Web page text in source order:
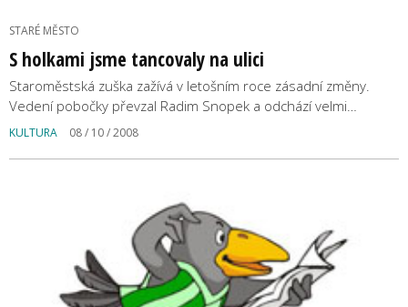
STARÉ MĚSTO
S holkami jsme tancovaly na ulici
Staroměstská zuška zažívá v letošním roce zásadní změny.
Vedení pobočky převzal Radim Snopek a odchází velmi…
KULTURA 08 / 10 / 2008